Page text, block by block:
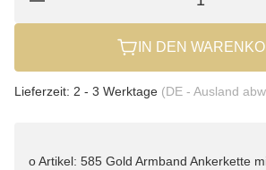
IN DEN
Lieferzeit: 2 - 3 Werktage (DE - Ausland
o Artikel: 585 Gold Armband Ankerkette